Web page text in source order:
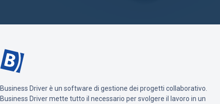
Business Driver è un software di gestione dei progetti collaborativo.
Business Driver mette tutto il necessario per svolgere il lavoro in un